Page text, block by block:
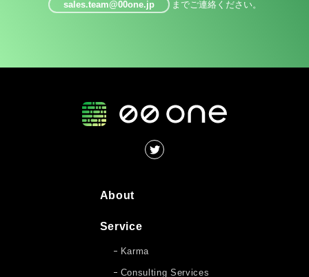
sales.team@00one.jp
までご連絡ください。
About
Service
Karma
Consulting Services